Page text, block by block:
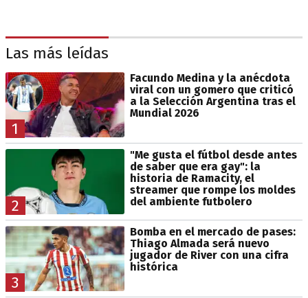
Las más leídas
1
Facundo Medina y la anécdota
viral con un gomero que criticó
a la Selección Argentina tras el
Mundial 2026
2
"Me gusta el fútbol desde antes
de saber que era gay": la
historia de Ramacity, el
streamer que rompe los moldes
del ambiente futbolero
3
Bomba en el mercado de pases:
Thiago Almada será nuevo
jugador de River con una cifra
histórica